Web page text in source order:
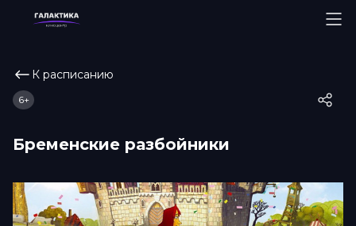
К расписанию
Бременские разбойники
6+